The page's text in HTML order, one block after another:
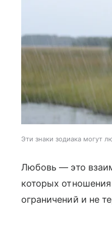
Эти знаки зодиака могут
Любовь — это
которых
ограничений и не